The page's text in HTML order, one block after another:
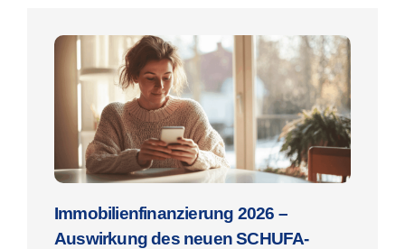
Immobilienfinanzierung 2026 –
Auswirkung des neuen SCHUFA-